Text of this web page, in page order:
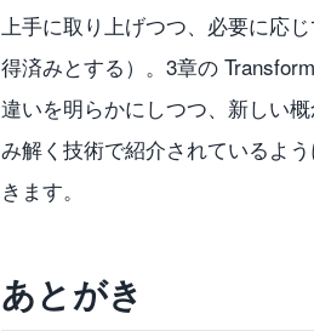
上手に取り上げつつ、必要に応
得済みとする）。3章の
違いを明らかにしつつ、新しい
み解く技術で紹介されているよ
きます。
あとがき